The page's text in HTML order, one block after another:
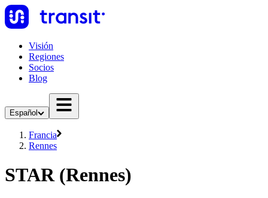
Visión
Regiones
Socios
Blog
Español
Francia
Rennes
STAR (Rennes)